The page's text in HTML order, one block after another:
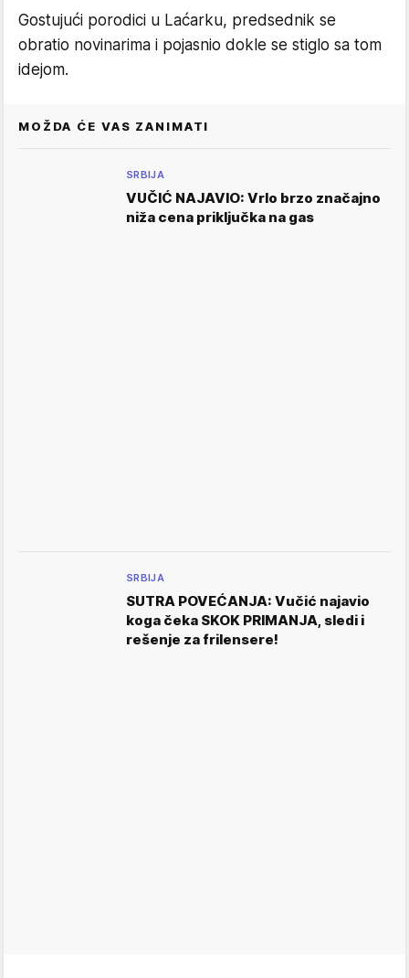
Gostujući porodici u Laćarku, predsednik se
obratio novinarima i pojasnio dokle se stiglo sa tom
idejom.
MOŽDA ĆE VAS ZANIMATI
SRBIJA
VUČIĆ NAJAVIO: Vrlo brzo značajno
niža cena priključka na gas
SRBIJA
SUTRA POVEĆANJA: Vučić najavio
koga čeka SKOK PRIMANJA, sledi i
rešenje za frilensere!